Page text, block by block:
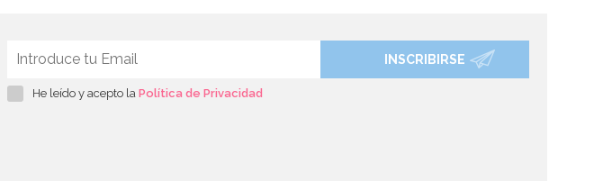
INSCRIBIRSE
He leído y acepto la Política de Privacidad